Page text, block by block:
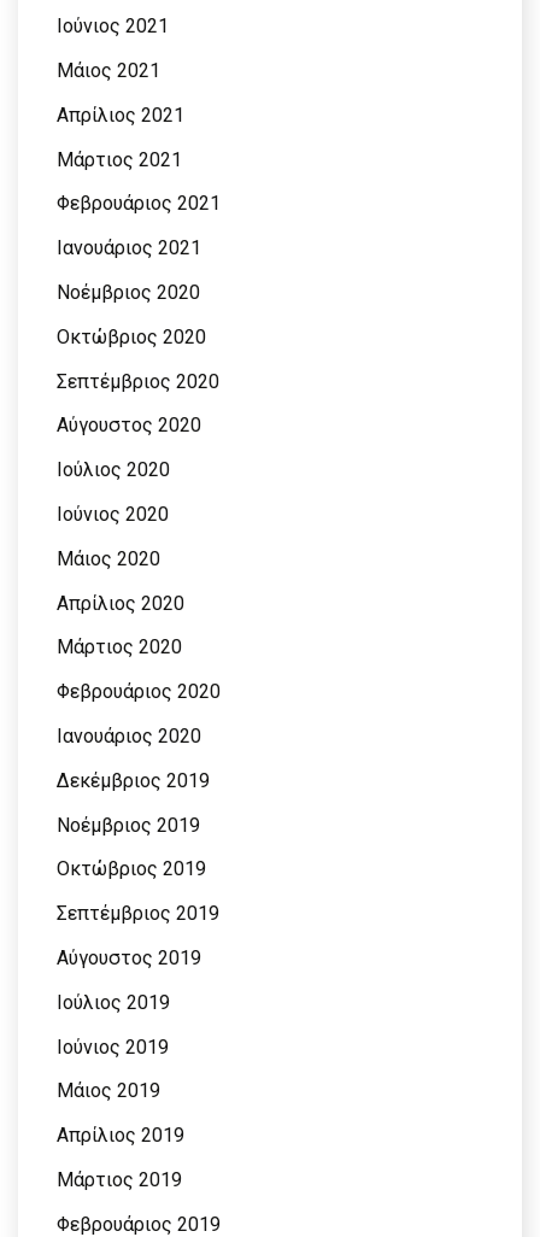
Ιούνιος 2021
Μάιος 2021
Απρίλιος 2021
Μάρτιος 2021
Φεβρουάριος 2021
Ιανουάριος 2021
Νοέμβριος 2020
Οκτώβριος 2020
Σεπτέμβριος 2020
Αύγουστος 2020
Ιούλιος 2020
Ιούνιος 2020
Μάιος 2020
Απρίλιος 2020
Μάρτιος 2020
Φεβρουάριος 2020
Ιανουάριος 2020
Δεκέμβριος 2019
Νοέμβριος 2019
Οκτώβριος 2019
Σεπτέμβριος 2019
Αύγουστος 2019
Ιούλιος 2019
Ιούνιος 2019
Μάιος 2019
Απρίλιος 2019
Μάρτιος 2019
Φεβρουάριος 2019